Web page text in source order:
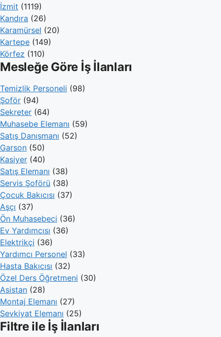
İzmit (1119)
Kandıra (26)
Karamürsel (20)
Kartepe (149)
Körfez (110)
Mesleğe Göre İş İlanları
Temizlik Personeli (98)
Şoför (94)
Sekreter (64)
Muhasebe Elemanı (59)
Satış Danışmanı (52)
Garson (50)
Kasiyer (40)
Satış Elemanı (38)
Servis Şoförü (38)
Çocuk Bakıcısı (37)
Aşçı (37)
Ön Muhasebeci (36)
Ev Yardımcısı (36)
Elektrikçi (36)
Yardımcı Personel (33)
Hasta Bakıcısı (32)
Özel Ders Öğretmeni (30)
Asistan (28)
Montaj Elemanı (27)
Sevkiyat Elemanı (25)
Filtre ile İş İlanları